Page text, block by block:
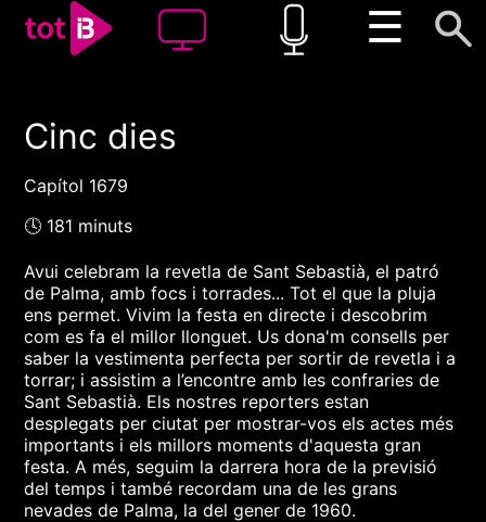
☰
00:00 00:00
Cinc dies
Capítol 1679
🕓 181 minuts
Avui celebram la revetla de Sant Sebastià, el patró
de Palma, amb focs i torrades... Tot el que la pluja
ens permet. Vivim la festa en directe i descobrim
com es fa el millor llonguet. Us dona'm consells per
saber la vestimenta perfecta per sortir de revetla i a
torrar; i assistim a l’encontre amb les confraries de
Sant Sebastià. Els nostres reporters estan
desplegats per ciutat per mostrar-vos els actes més
importants i els millors moments d'aquesta gran
festa. A més, seguim la darrera hora de la previsió
del temps i també recordam una de les grans
nevades de Palma, la del gener de 1960.